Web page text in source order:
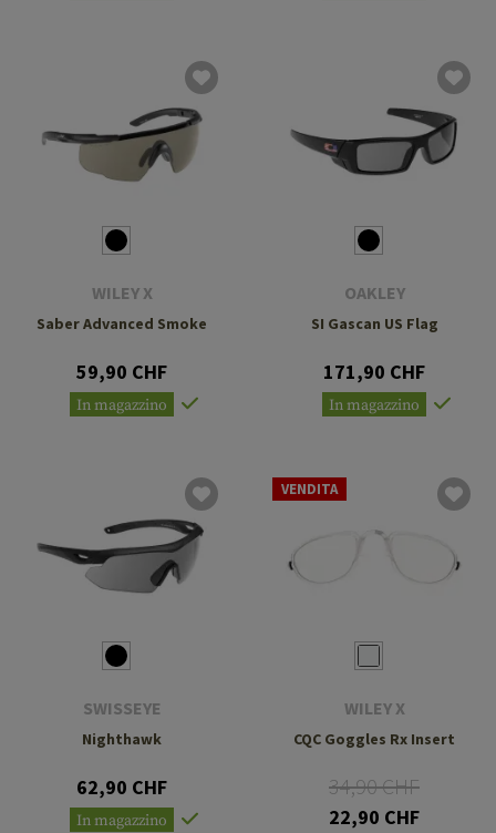
WILEY X
Saber Advanced Smoke
59,90 CHF
In magazzino
OAKLEY
SI Gascan US Flag
171,90 CHF
In magazzino
SWISSEYE
Nighthawk
62,90 CHF
In magazzino
VENDITA
WILEY X
CQC Goggles Rx Insert
34,90 CHF
22,90 CHF